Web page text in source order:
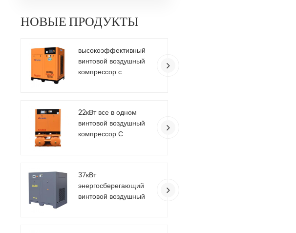
НОВЫЕ ПРОДУКТЫ
высокоэффективный
винтовой воздушный
компрессор с
22кВт все в одном
винтовой воздушный
компрессор С
37кВт
энергосберегающий
винтовой воздушный